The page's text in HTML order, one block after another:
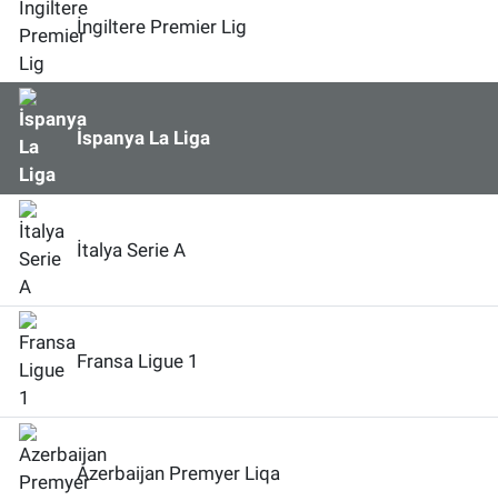
İngiltere Premier Lig
İspanya La Liga
İtalya Serie A
Fransa Ligue 1
Azerbaijan Premyer Liqa